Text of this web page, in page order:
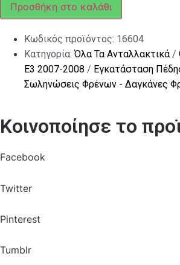
Προσθήκη στο καλάθι
Κωδικός προϊόντος: 16604
Κατηγορία:Όλα Τα Ανταλλακτικά/
E3 2007-2008 / Εγκατάσταση
Σωληνώσεις Φρένων - Δαγκάνες
Κοινοποίησε το
Facebook
Twitter
Pinterest
Tumblr